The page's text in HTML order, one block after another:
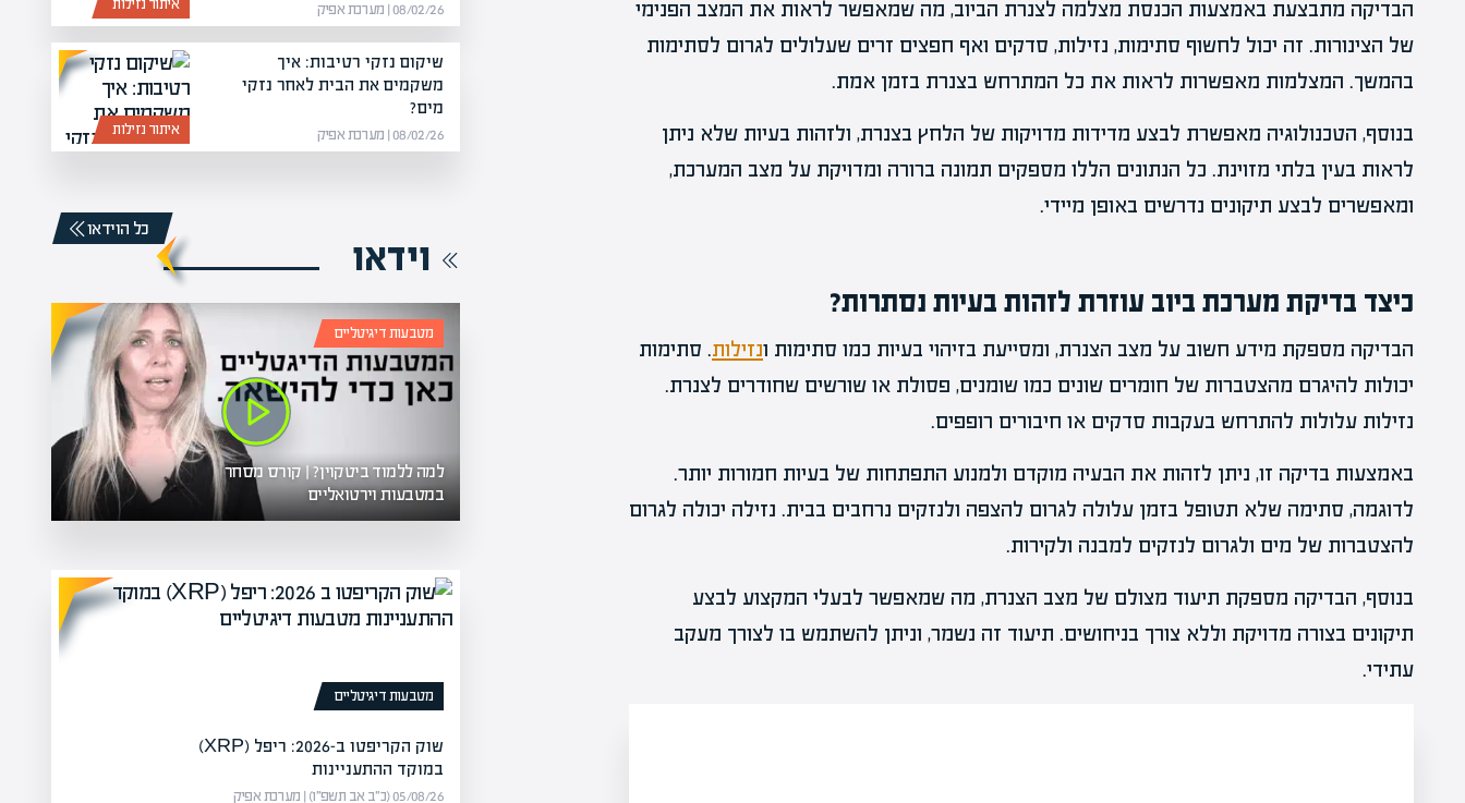
הבדיקה מתבצעת באמצעות הכנסת מצלמה לצנרת הביוב, מה שמאפשר לראות את המצב הפנימי
של הצינורות. זה יכול לחשוף סתימות, נזילות, סדקים ואף חפצים זרים שעלולים לגרום לסתימות
בהמשך. המצלמות מאפשרות לראות את כל המתרחש בצנרת בזמן אמת.
בנוסף, הטכנולוגיה מאפשרת לבצע מדידות מדויקות של הלחץ בצנרת, ולזהות בעיות שלא ניתן
לראות בעין בלתי מזוינת. כל הנתונים הללו מספקים תמונה ברורה ומדויקת על מצב המערכת,
ומאפשרים לבצע תיקונים נדרשים באופן מיידי.
כיצד בדיקת מערכת ביוב עוזרת לזהות בעיות נסתרות?
הבדיקה מספקת מידע חשוב על מצב הצנרת, ומסייעת בזיהוי בעיות כמו סתימות ונזילות. סתימות
יכולות להיגרם מהצטברות של חומרים שונים כמו שומנים, פסולת או שורשים שחודרים לצנרת.
נזילות עלולות להתרחש בעקבות סדקים או חיבורים רופפים.
באמצעות בדיקה זו, ניתן לזהות את הבעיה מוקדם ולמנוע התפתחות של בעיות חמורות יותר.
לדוגמה, סתימה שלא תטופל בזמן עלולה לגרום להצפה ולנזקים נרחבים בבית. נזילה יכולה לגרום
להצטברות של מים ולגרום לנזקים למבנה ולקירות.
בנוסף, הבדיקה מספקת תיעוד מצולם של מצב הצנרת, מה שמאפשר לבעלי המקצוע לבצע
תיקונים בצורה מדויקת וללא צורך בניחושים. תיעוד זה נשמר, וניתן להשתמש בו לצורך מעקב
עתידי.
איתור נזילות 08/02/26 | מערכת אפיק
איתור נזילות
שיקום נזקי רטיבות: איך
משקמים את הבית לאחר נזקי
מים?
08/02/26 | מערכת אפיק
וידאו
כל הוידאו
מטבעות דיגיטליים
למה ללמוד ביטקוין? | קורס מסחר
במטבעות וירטואליים
מטבעות דיגיטליים
שוק הקריפטו ב-2026: ריפל (XRP)
במוקד ההתעניינות
05/08/26 (כ״ב אב תשפ״ו) | מערכת אפיק